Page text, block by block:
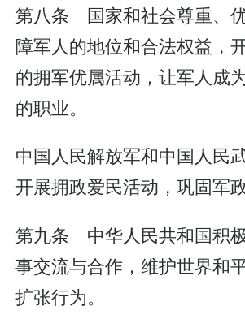
第八条 国家和社会尊重、
障军人的地位和合法权益，
的拥军优属活动，让军人成
的职业。
中国人民解放军和中国人民
开展拥政爱民活动，巩固军
第九条 中华人民共和国积
事交流与合作，维护世界和
扩张行为。